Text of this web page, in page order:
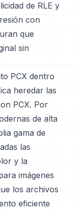
de RLE y
con
que
sin
PCX dentro
heredar las
PCX. Por
de alta
gama de
las
y la
imágenes
los archivos
eficiente